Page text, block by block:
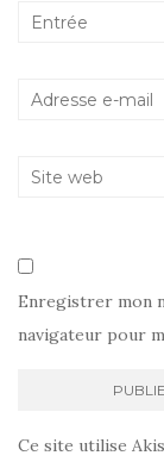
Enregistrer mon
navigateur pour
Ce site utilise